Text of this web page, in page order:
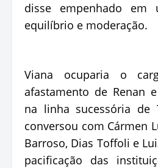
disse empenhado em
equilíbrio e moderação.
Viana ocuparia o
afastamento de Renan
na linha sucessória de
conversou com Cármen
Barroso, Dias Toffoli e
pacificação das